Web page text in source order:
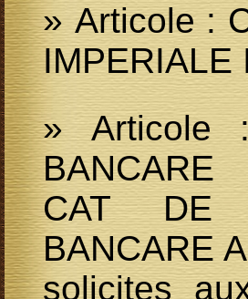
» Articole :
» Articole
BANCARE
CAT DE
BANCARE
solicites